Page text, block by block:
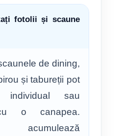
fotolii și scaune
de dining,
și tabureții pot
sau
o canapea.